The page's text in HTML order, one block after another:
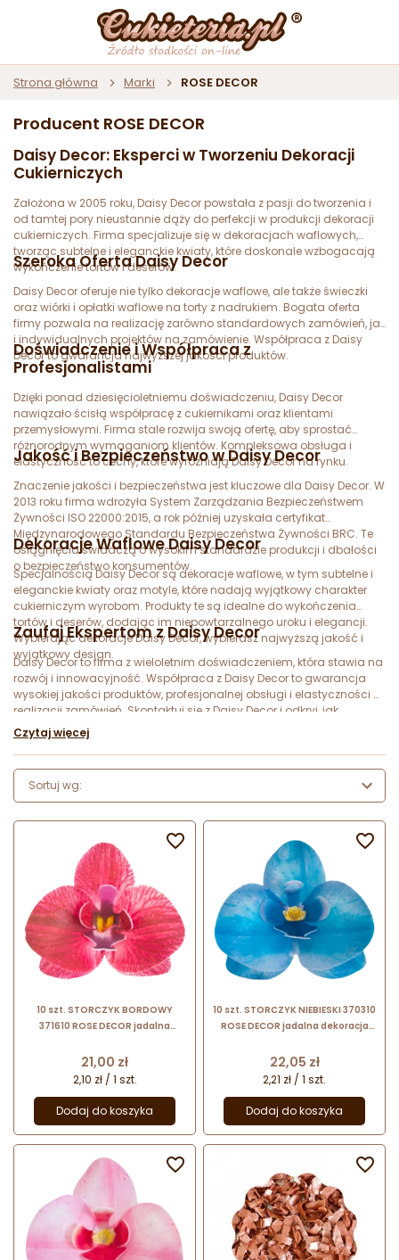
Strona główna Marki ROSE DECOR
Producent ROSE DECOR
Daisy Decor: Eksperci w Tworzeniu Dekoracji
Cukierniczych
Założona w 2005 roku, Daisy Decor powstała z pasji do tworzenia i
od tamtej pory nieustannie dąży do perfekcji w produkcji dekoracji
cukierniczych. Firma specjalizuje się w dekoracjach waflowych,
tworząc subtelne i eleganckie kwiaty, które doskonale wzbogacają
wykończenie tortów i deserów.
Szeroka Oferta Daisy Decor
Daisy Decor oferuje nie tylko dekoracje waflowe, ale także świeczki
oraz wiórki i opłatki waflowe na torty z nadrukiem. Bogata oferta
firmy pozwala na realizację zarówno standardowych zamówień, jak
i indywidualnych projektów na zamówienie. Współpraca z Daisy
Decor to gwarancja najwyższej jakości produktów.
Doświadczenie i Współpraca z
Profesjonalistami
Dzięki ponad dziesięcioletniemu doświadczeniu, Daisy Decor
nawiązało ścisłą współpracę z cukiernikami oraz klientami
przemysłowymi. Firma stale rozwija swoją ofertę, aby sprostać
różnorodnym wymaganiom klientów. Kompleksowa obsługa i
elastyczność to cechy, które wyróżniają Daisy Decor na rynku.
Jakość i Bezpieczeństwo w Daisy Decor
Znaczenie jakości i bezpieczeństwa jest kluczowe dla Daisy Decor. W
2013 roku firma wdrożyła System Zarządzania Bezpieczeństwem
Żywności ISO 22000:2015, a rok później uzyskała certyfikat
Międzynarodowego Standardu Bezpieczeństwa Żywności BRC. Te
osiągnięcia świadczą o wysokim standardzie produkcji i dbałości
o bezpieczeństwo konsumentów.
Dekoracje Waflowe Daisy Decor
Specjalnością Daisy Decor są dekoracje waflowe, w tym subtelne i
eleganckie kwiaty oraz motyle, które nadają wyjątkowy charakter
cukierniczym wyrobom. Produkty te są idealne do wykończenia
tortów i deserów, dodając im niepowtarzalnego uroku i elegancji.
Wybierając dekoracje Daisy Decor, wybierasz najwyższą jakość i
wyjątkowy design.
Zaufaj Ekspertom z Daisy Decor
Daisy Decor to firma z wieloletnim doświadczeniem, która stawia na
rozwój i innowacyjność. Współpraca z Daisy Decor to gwarancja
wysokiej jakości produktów, profesjonalnej obsługi i elastyczności w
realizacji zamówień. Skontaktuj się z Daisy Decor i odkryj, jak
wyjątkowe mogą być Twoje wyroby cukiernicze dzięki eleganckim
dekoracjom waflowym.
Czytaj więcej
Sortuj wg:
10 szt. STORCZYK BORDOWY
371610 ROSE DECOR jadalna
kwiatów - orchidea
Cena
21,00 zł
2,10 zł / 1 szt.
Dodaj do koszyka

10 szt. STORCZYK NIEBIESKI 370310
ROSE DECOR jadalna dekoracja
orchidea
Cena
22,05 zł
2,21 zł / 1 szt.
Dodaj do koszyka

 